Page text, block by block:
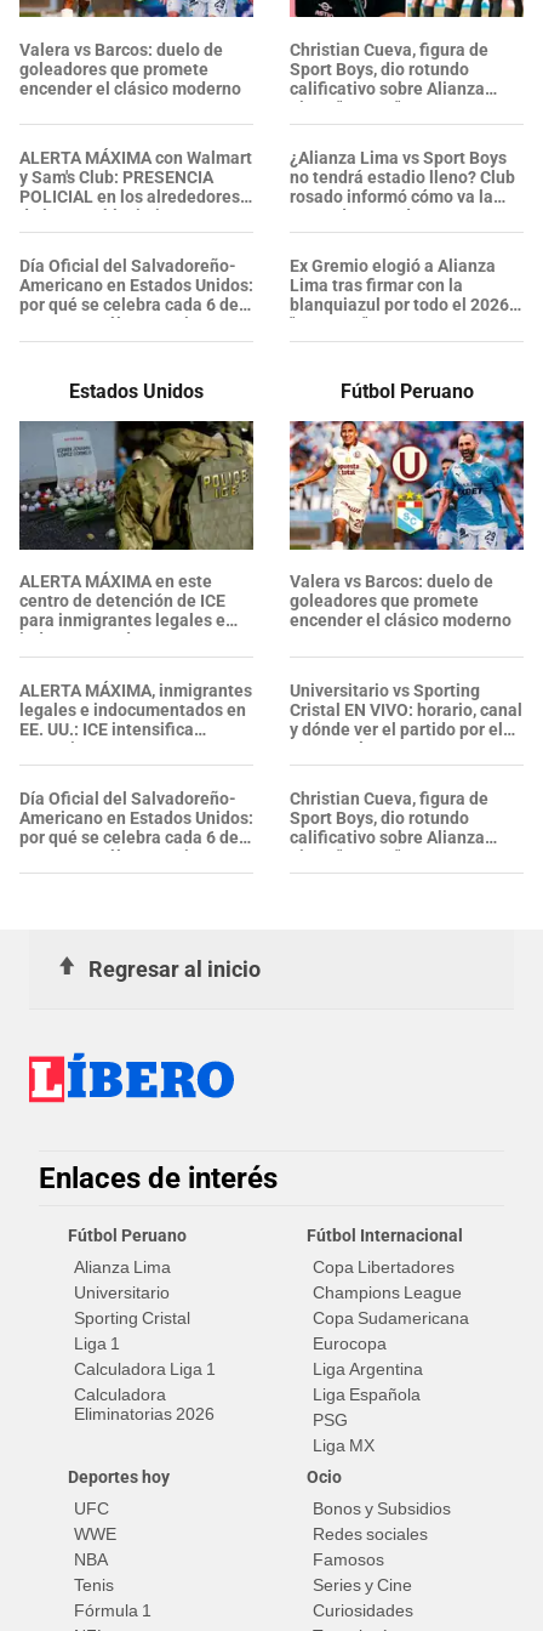
Valera vs Barcos: duelo de
goleadores que promete
encender el clásico moderno
ALERTA MÁXIMA con Walmart
y Sam's Club: PRESENCIA
POLICIAL en los alrededores
de los establecimientos en
esta zona, ¿se confirmaron
heridos?
Día Oficial del Salvadoreño-
Americano en Estados Unidos:
por qué se celebra cada 6 de
agosto y cuál es su origen
Christian Cueva, figura de
Sport Boys, dio rotundo
calificativo sobre Alianza
Lima: "Es un..."
¿Alianza Lima vs Sport Boys
no tendrá estadio lleno? Club
rosado informó cómo va la
venta de entradas
Ex Gremio elogió a Alianza
Lima tras firmar con la
blanquiazul por todo el 2026:
"Proyecto"
Estados Unidos
ALERTA MÁXIMA en este
centro de detención de ICE
para inmigrantes legales e
indocumentados en EE. UU.:
SALVADOREÑO falleció tras
sufrir una "emergencia
médica"
ALERTA MÁXIMA, inmigrantes
legales e indocumentados en
EE. UU.: ICE intensifica
operativos en aeropuertos y
arresta a NUMEROSOS
EXTRANJEROS en un solo día
Día Oficial del Salvadoreño-
Americano en Estados Unidos:
por qué se celebra cada 6 de
agosto y cuál es su origen
Fútbol Peruano
Valera vs Barcos: duelo de
goleadores que promete
encender el clásico moderno
Universitario vs Sporting
Cristal EN VIVO: horario, canal
y dónde ver el partido por el
Torneo Clausura 2026
Christian Cueva, figura de
Sport Boys, dio rotundo
calificativo sobre Alianza
Lima: "Es un..."
Regresar al inicio
Enlaces de interés
Fútbol Peruano
Alianza Lima
Universitario
Sporting Cristal
Liga 1
Calculadora Liga 1
Calculadora
Eliminatorias 2026
Fútbol Internacional
Copa Libertadores
Champions League
Copa Sudamericana
Eurocopa
Liga Argentina
Liga Española
PSG
Liga MX
Deportes hoy
UFC
WWE
NBA
Tenis
Fórmula 1
Ocio
Bonos y Subsidios
Redes sociales
Famosos
Series y Cine
Curiosidades